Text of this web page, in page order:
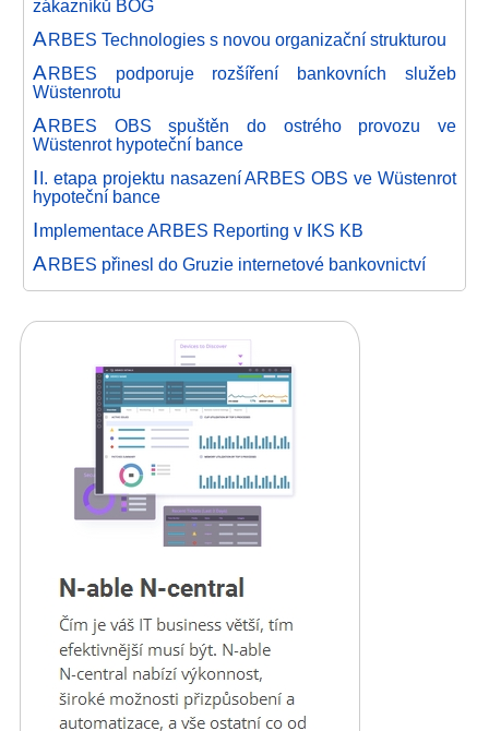
zákazníků BOG
ARBES Technologies s novou organizační strukturou
ARBES podporuje rozšíření bankovních služeb
Wüstenrotu
ARBES OBS spuštěn do ostrého provozu ve
Wüstenrot hypoteční bance
II. etapa projektu nasazení ARBES OBS ve Wüstenrot
hypoteční bance
Implementace ARBES Reporting v IKS KB
ARBES přinesl do Gruzie internetové bankovnictví